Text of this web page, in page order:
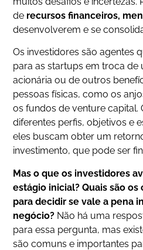
de recursos financeiros,
desenvolverem e se
Os investidores são agentes
para as startups em troca de
acionária ou de outros
pessoas físicas, como os
os fundos de venture capital.
diferentes perfis, objetivos e
eles buscam obter um
investimento, que pode ser
Mas o que os investidores
estágio inicial? Quais são
para decidir se vale a pena
negócio? Não há uma
para essa pergunta, mas
são comuns e importantes